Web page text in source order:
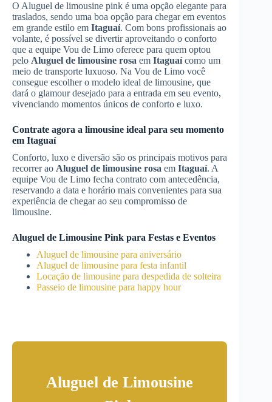
O Aluguel de limousine pink é uma opção elegante para
traslados, sendo uma boa opção para chegar em eventos
em grande estilo em Itaguaí. Com bons profissionais ao
volante, é possível se divertir aproveitando o conforto
que a equipe Vou de Limo oferece para quem optou
pelo Aluguel de limousine rosa em Itaguaícomo um
meio de transporte luxuoso. Na Vou de Limo você
consegue escolher o modelo ideal de limousine, que
dará o glamour desejado para a entrada em seu evento,
vivenciando momentos únicos de conforto e luxo.
Contrate agora a limousine ideal para seu momento
em Itaguaí
Conforto, luxo e diversão são os principais motivos para
recorrer ao Aluguel de limousine rosa em Itaguaí. A
equipe Vou de Limo fecha contrato com antecedência,
reservando a data e horário mais convenientes para sua
experiência de chegar ao seu compromisso de
limousine.
Aluguel de Limousine Pink para Festas e Eventos
Aluguel de limousine para aniversário
Aluguel de limousine para festa infantil
Locação de limousine para despedida de solteira
Passeio de limousine para happy hour
Aluguel de Limousine